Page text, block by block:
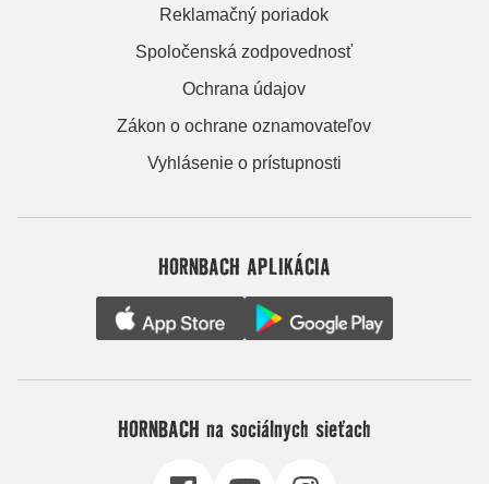
Reklamačný poriadok
Spoločenská zodpovednosť
Ochrana údajov
Zákon o ochrane oznamovateľov
Vyhlásenie o prístupnosti
HORNBACH APLIKÁCIA
HORNBACH na sociálnych sieťach